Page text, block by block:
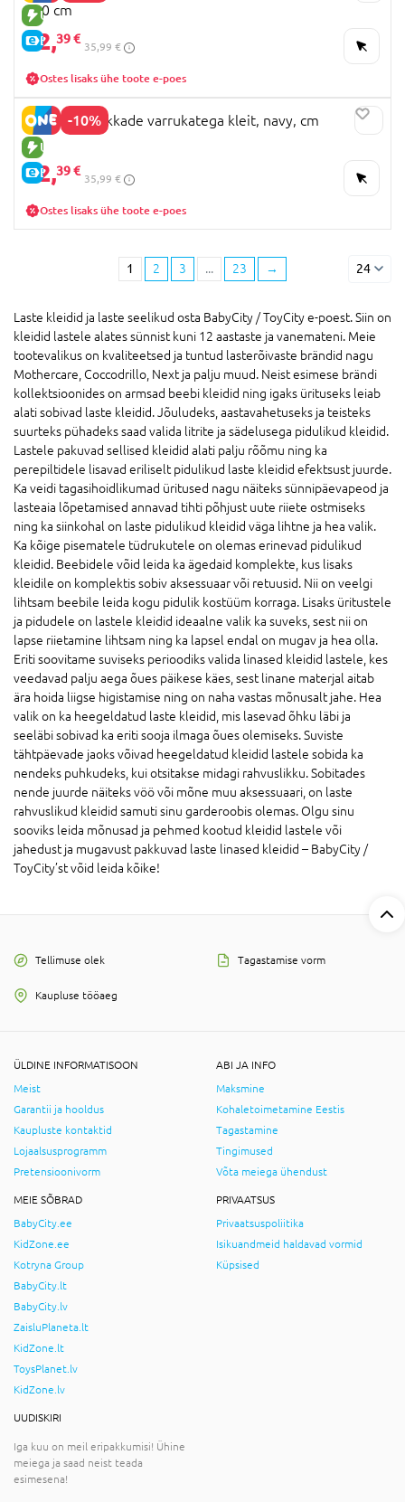
UUS TOODE
E-HIND
140 cm
32,39 €
35,99 €
Ostes lisaks ühe toote e-poes
-10%
UUS TOODE
E-HIND
MAYORAL pikkade varrukatega kleit, navy, cm
32,39 €
35,99 €
Ostes lisaks ühe toote e-poes
1 2 3 ... 23 → 24
Laste kleidid ja laste seelikud osta BabyCity / ToyCity e-poest. Siin on
kleidid lastele alates sünnist kuni 12 aastaste ja vanemateni. Meie
tootevalikus on kvaliteetsed ja tuntud lasterõivaste brändid nagu
Mothercare, Coccodrillo, Next ja palju muud. Neist esimese brändi
kollektsioonides on armsad beebi kleidid ning igaks ürituseks leiab
alati sobivad laste kleidid. Jõuludeks, aastavahetuseks ja teisteks
suurteks pühadeks saad valida litrite ja sädelusega pidulikud kleidid.
Lastele pakuvad sellised kleidid alati palju rõõmu ning ka
perepiltidele lisavad eriliselt pidulikud laste kleidid efektsust juurde.
Ka veidi tagasihoidlikumad üritused nagu näiteks sünnipäevapeod ja
lasteaia lõpetamised annavad tihti põhjust uute riiete ostmiseks
ning ka siinkohal on laste pidulikud kleidid väga lihtne ja hea valik.
Ka kõige pisematele tüdrukutele on olemas erinevad pidulikud
kleidid. Beebidele võid leida ka ägedaid komplekte, kus lisaks
kleidile on komplektis sobiv aksessuaar või retuusid. Nii on veelgi
lihtsam beebile leida kogu pidulik kostüüm korraga. Lisaks üritustele
ja pidudele on lastele kleidid ideaalne valik ka suveks, sest nii on
lapse riietamine lihtsam ning ka lapsel endal on mugav ja hea olla.
Eriti soovitame suviseks perioodiks valida linased kleidid lastele, kes
veedavad palju aega õues päikese käes, sest linane materjal aitab
ära hoida liigse higistamise ning on naha vastas mõnusalt jahe. Hea
valik on ka heegeldatud laste kleidid, mis lasevad õhku läbi ja
seeläbi sobivad ka eriti sooja ilmaga õues olemiseks. Suviste
tähtpäevade jaoks võivad heegeldatud kleidid lastele sobida ka
nendeks puhkudeks, kui otsitakse midagi rahvuslikku. Sobitades
nende juurde näiteks vöö või mõne muu aksessuaari, on laste
rahvuslikud kleidid samuti sinu garderoobis olemas. Olgu sinu
sooviks leida mõnusad ja pehmed kootud kleidid lastele või
jahedust ja mugavust pakkuvad laste linased kleidid – BabyCity /
ToyCity’st võid leida kõike!
Tellimuse olek Tagastamise vorm
Kaupluse tööaeg
ÜLDINE INFORMATISOON
Meist
Garantii ja hooldus
Kaupluste kontaktid
Lojaalsusprogramm
Pretensioonivorm
ABI JA INFO
Maksmine
Kohaletoimetamine Eestis
Tagastamine
Tingimused
Võta meiega ühendust
MEIE SÕBRAD
BabyCity.ee
KidZone.ee
Kotryna Group
BabyCity.lt
BabyCity.lv
ZaisluPlaneta.lt
KidZone.lt
ToysPlanet.lv
KidZone.lv
PRIVAATSUS
Privaatsuspoliitika
Isikuandmeid haldavad vormid
Küpsised
UUDISKIRI
Iga kuu on meil eripakkumisi! Ühine
meiega ja saad neist teada
esimesena!